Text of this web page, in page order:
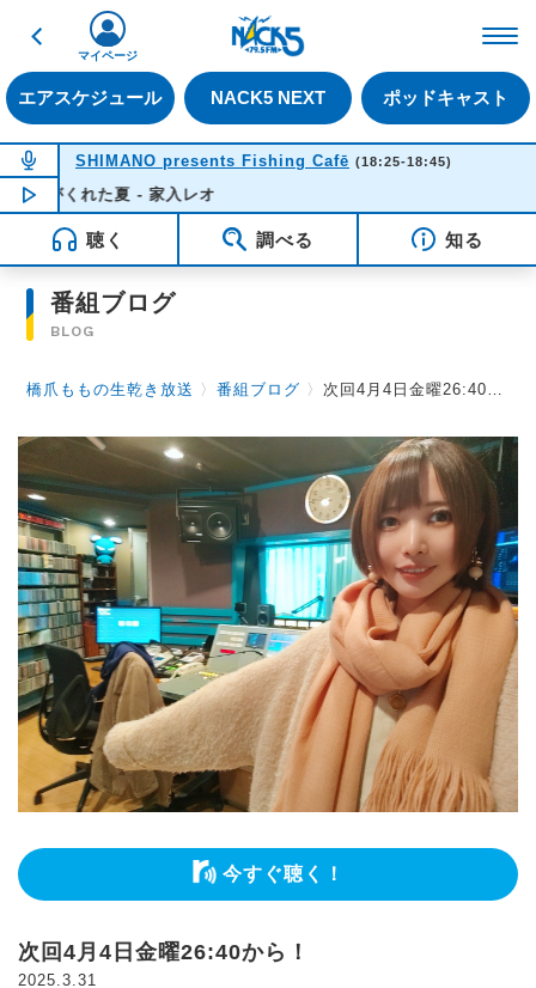
戻る
エアスケジュール NACK5 NEXT ポッドキャスト
マイページ
NOW ON AIR
SHIMANO presents Fishing Cafē (18:25-18:45)
NOW PLAYING 18:38
くれた夏 - 家入レオ
聴く 調べる 知る
番組ブログ
BLOG
橋爪ももの生乾き放送 〉番組ブログ 〉 次回4月4日金曜26:40から！
今すぐ聴く！
次回4月4日金曜26:40から！
2025.3.31